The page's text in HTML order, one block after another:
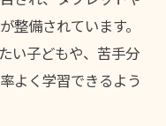
整備されています。
い子どもや、苦手分
よく学習できるよう